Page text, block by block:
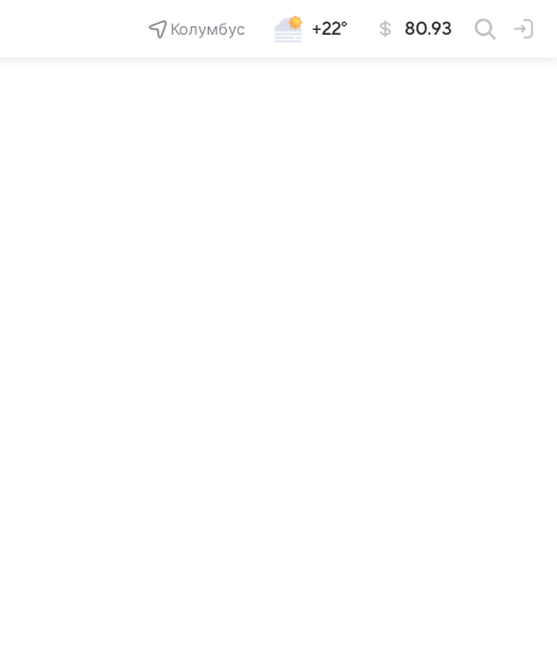
Колумбус +22° 80.93